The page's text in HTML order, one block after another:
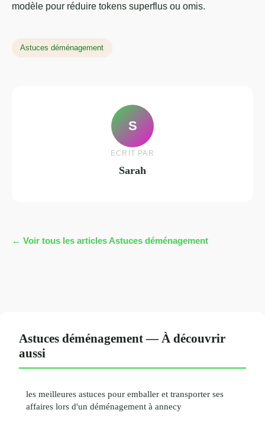
modèle pour réduire tokens superflus ou omis.
Astuces déménagement
S
ECRIT PAR
Sarah
← Voir tous les articles Astuces déménagement
Astuces déménagement — À découvrir
aussi
les meilleures astuces pour emballer et transporter ses
affaires lors d'un déménagement à annecy